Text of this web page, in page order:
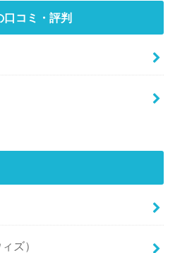
コミ・評判
ズ）